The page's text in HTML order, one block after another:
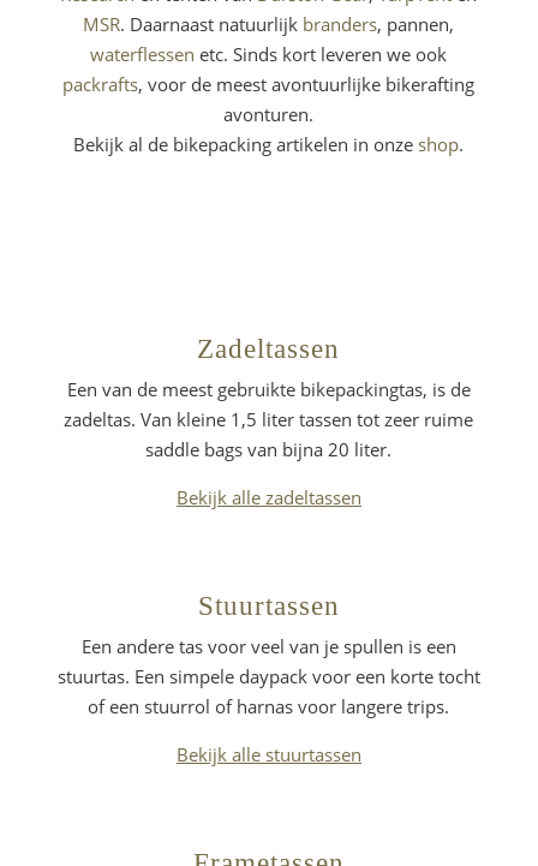
MSR. Daarnaast natuurlijk branders, pannen,
waterflessen etc. Sinds kort leveren we ook
packrafts, voor de meest avontuurlijke bikerafting
avonturen.
Bekijk al de bikepacking artikelen in onze shop.
Zadeltassen
Een van de meest gebruikte bikepackingtas, is de
zadeltas. Van kleine 1,5 liter tassen tot zeer ruime
saddle bags van bijna 20 liter.
Bekijk alle zadeltassen
Stuurtassen
Een andere tas voor veel van je spullen is een
stuurtas. Een simpele daypack voor een korte tocht
of een stuurrol of harnas voor langere trips.
Bekijk alle stuurtassen